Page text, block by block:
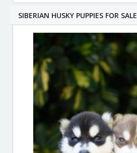
SIBERIAN HUSKY PUPPIES FOR SALE